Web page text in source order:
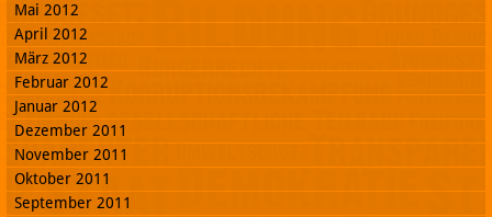
Mai 2012
April 2012
März 2012
Februar 2012
Januar 2012
Dezember 2011
November 2011
Oktober 2011
September 2011